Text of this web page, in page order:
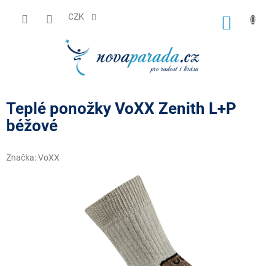
CZK
Teplé ponožky VoXX Zenith L+P
béžové
Značka:VoXX